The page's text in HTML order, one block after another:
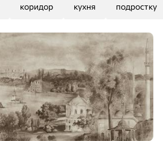
коридор кухня подростку